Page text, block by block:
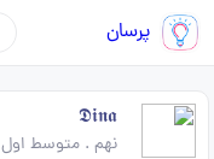
پرسان
𝕯𝖎𝖓𝖆
نهم .متوسط اول